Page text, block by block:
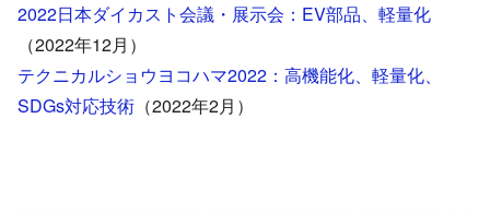
2022日本ダイカスト会議・展示会：EV部品、軽量化
（2022年12月）
テクニカルショウヨコハマ2022：高機能化、軽量化、
SDGs対応技術 （2022年2月）